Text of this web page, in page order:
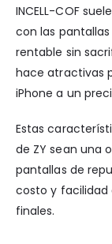
INCELL-COF
con las
rentable sin
hace atractivas
iPhone a un
Estas
de ZY sean una
pantallas de
costo y facilidad
finales.